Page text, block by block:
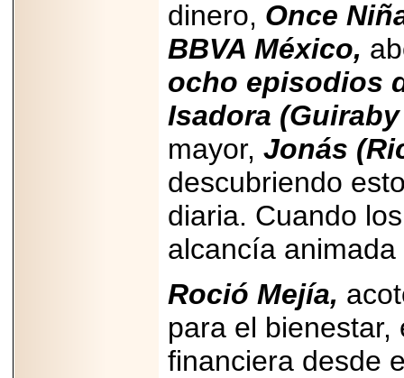
dinero, Once
BBVA México,
ocho episodios
Isadora
mayor, Jonás
descubriendo
diaria. Cuando
alcancía
Roció Mejía,
para el
financiera desde